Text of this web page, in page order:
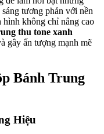
tương phản với nền
không chỉ nâng cao
thu tone xanh
gây ấn tượng mạnh mẽ
Bánh Trung
Hiệu